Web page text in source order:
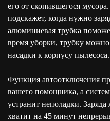
его от скопившегося
подскажет, когда нужно
алюминиевая трубка
время уборки, трубку
насадки к корпусу пылесоса.
Функция автоотключения
вашего помощника, а
устранит неполадки.
хватит на 45 минут